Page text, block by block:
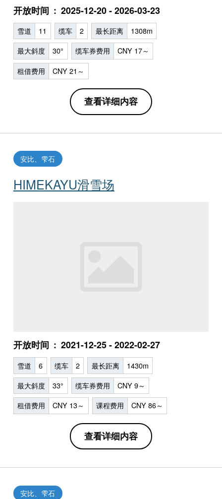
开放时间 2025-12-20 - 2026-03-23
雪道 11 缆车 2 最长距离 1308m
最大斜度 30° 缆车券费用 CNY 17～
租借费用 CNY 21～
查看详细内容
HIMEKAYU滑雪场
安比、雫石
开放时间 2021-12-25 - 2022-02-27
雪道 6 缆车 2 最长距离 1430m
最大斜度 33° 缆车券费用 CNY 9～
租借费用 CNY 13～ 课程费用 CNY 86～
查看详细内容
安比、雫石